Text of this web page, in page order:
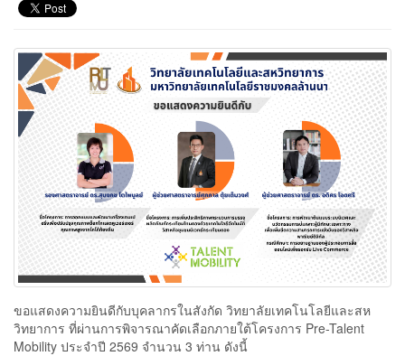
ขอแสดงความยินดีกับบุคลากรในสังกัด วิทยาลัยเทคโนโลยีและสห
วิทยาการ ที่ผ่านการพิจารณาคัดเลือกภายใต้โครงการ Pre-Talent
Mobility ประจำปี 2569 จำนวน 3 ท่าน ดังนี้